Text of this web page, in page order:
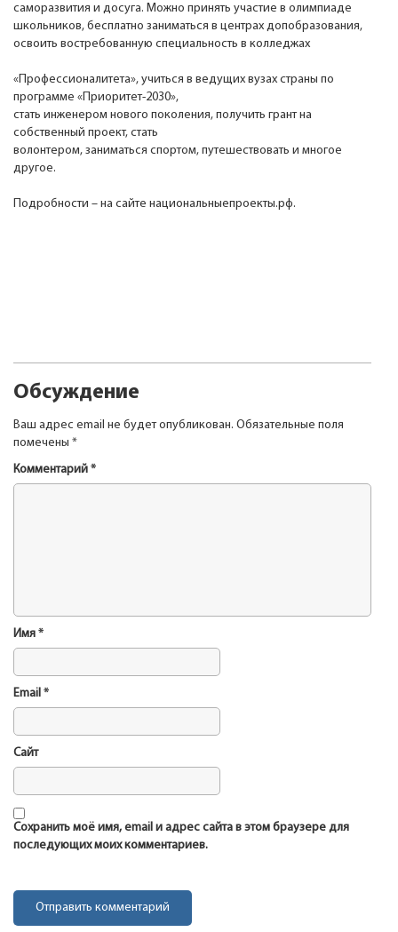
саморазвития и досуга. Можно принять участие в олимпиаде
школьников, бесплатно заниматься в центрах допобразования,
освоить востребованную специальность в колледжах
«Профессионалитета», учиться в ведущих вузах страны по
программе «Приоритет-2030»,
стать инженером нового поколения, получить грант на
собственный проект, стать
волонтером, заниматься спортом, путешествовать и многое
другое.
Подробности – на сайте национальныепроекты.рф.
Обсуждение
Ваш адрес email не будет опубликован. Обязательные поля
помечены *
Комментарий *
Имя *
Email *
Сайт
Сохранить моё имя, email и адрес сайта в этом браузере для
последующих моих комментариев.